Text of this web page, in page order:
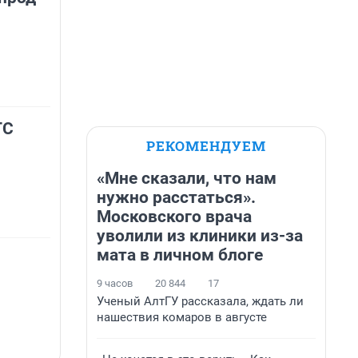
РЕКОМЕНДУЕМ
«Мне сказали, что нам
нужно расстаться».
Московского врача
уволили из клиники из-за
мата в личном блоге
9 часов 20 844 17
Ученый АлтГУ рассказала, ждать ли
нашествия комаров в августе